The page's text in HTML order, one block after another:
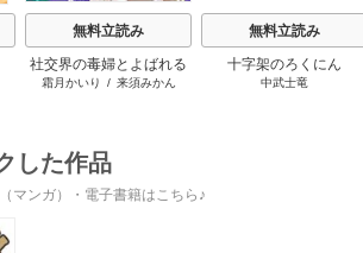
無料立読み
社交界の毒婦とよばれる
私～素敵な辺境伯令息に
霜月かいり / 来須みかん
無料立読み
十字架のろくにん
中武士竜
した作品
マンガ）・電子書籍はこちら♪